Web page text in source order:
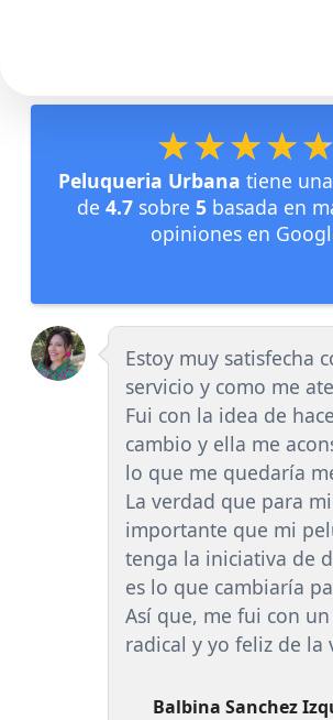
★★★★★
★★★★★
Peluqueria Urbana tiene
de 4.7sobre 5basada en
opiniones en
Estoy muy satisfecha
servicio y como me
Fui con la idea de
cambio y ella me
lo que me quedaría
La verdad que para
importante que mi
tenga la iniciativa de
es lo que cambiaría
Así que, me fui con
radical y yo feliz de la
Balbina Sanchez